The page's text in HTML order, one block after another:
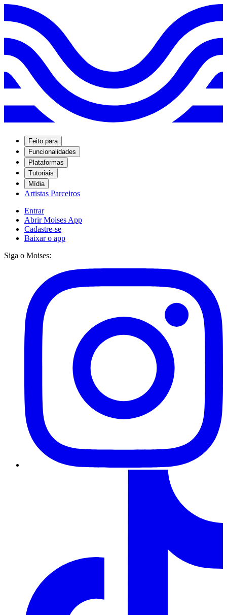
Feito para
Funcionalidades
Plataformas
Tutoriais
Mídia
Artistas Parceiros
Entrar
Abrir Moises App
Cadastre-se
Baixar o app
Siga o Moises: